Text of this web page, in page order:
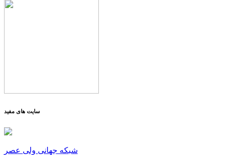
سایت های مفید
شبکه جهانی ولی عصر